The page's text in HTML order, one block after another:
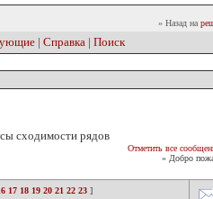
» Назад на
| Справка | Поиск
сходимости рядов
Отметить все
» Добро
17 18 19 20 21 22 23 ]